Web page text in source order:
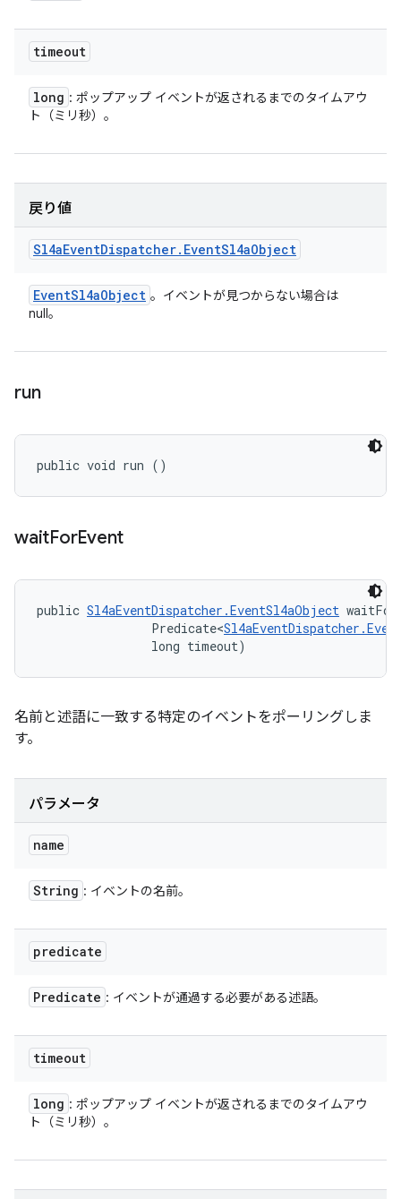
timeout
long : ポップアップ イベントが返されるまでのタイムアウ
ト（ミリ秒）。
戻り値
Sl4aEventDispatcher. EventSl4aObject
EventSl4aObject 。イベントが見つからない場合は
null。
run
public void run ()
waitForEvent
public Sl4aEventDispatcher.EventSl4aObject
                Predicate<
                long timeout)
名前と述語に一致する特定のイベントをポーリングしま
す。
パラメータ
name
String : イベントの名前。
predicate
Predicate : イベントが通過する必要がある述語。
timeout
long : ポップアップ イベントが返されるまでのタイムアウ
ト（ミリ秒）。